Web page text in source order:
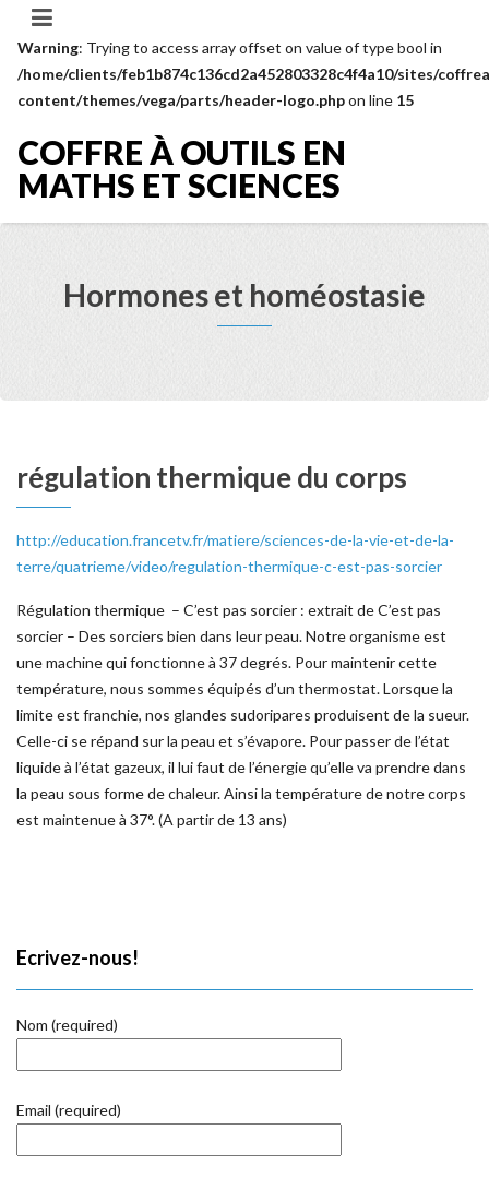
Warning: Trying to access array offset on value of type bool in
/home/clients/feb1b874c136cd2a452803328c4f4a10/sites/
content/themes/vega/parts/header-logo.phpon line 15
COFFRE À OUTILS EN
MATHS ET SCIENCES
Hormones et homéostasie
régulation thermique du corps
http://education.francetv.fr/matiere/sciences-de-la-vie-et-de-la-
terre/quatrieme/video/regulation-thermique-c-est-pas-sorcier
Régulation thermique – C’est pas sorcier : extrait de C’est pas
sorcier – Des sorciers bien dans leur peau. Notre organisme est
une machine qui fonctionne à 37 degrés. Pour maintenir cette
température, nous sommes équipés d’un thermostat. Lorsque la
limite est franchie, nos glandes sudoripares produisent de la sueur.
Celle-ci se répand sur la peau et s’évapore. Pour passer de l’état
liquide à l’état gazeux, il lui faut de l’énergie qu’elle va prendre dans
la peau sous forme de chaleur. Ainsi la température de notre corps
est maintenue à 37°. (A partir de 13 ans)
Ecrivez-nous!
Nom (required)
Email (required)